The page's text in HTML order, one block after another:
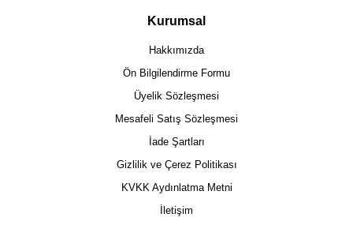
Kurumsal
Hakkımızda
Ön Bilgilendirme Formu
Üyelik Sözleşmesi
Mesafeli Satış Sözleşmesi
İade Şartları
Gizlilik ve Çerez Politikası
KVKK Aydınlatma Metni
İletişim